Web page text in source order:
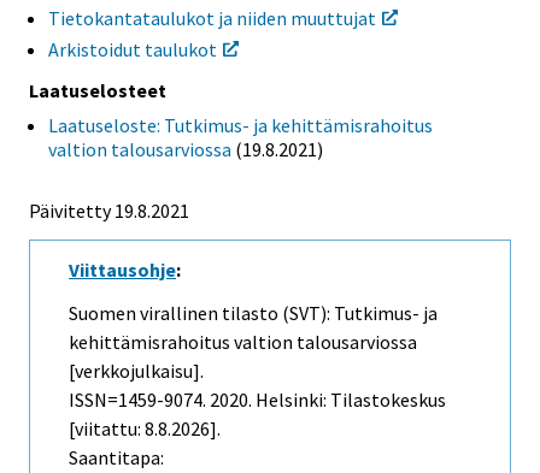
Tietokantataulukot ja niiden muuttujat
Arkistoidut taulukot
Laatuselosteet
Laatuseloste: Tutkimus- ja kehittämisrahoitus
valtion talousarviossa (19.8.2021)
Päivitetty 19.8.2021
Viittausohje:
Suomen virallinen tilasto (SVT): Tutkimus- ja
kehittämisrahoitus valtion talousarviossa
[verkkojulkaisu].
ISSN=1459-9074. 2020. Helsinki: Tilastokeskus
[viitattu: 8.8.2026].
Saantitapa: